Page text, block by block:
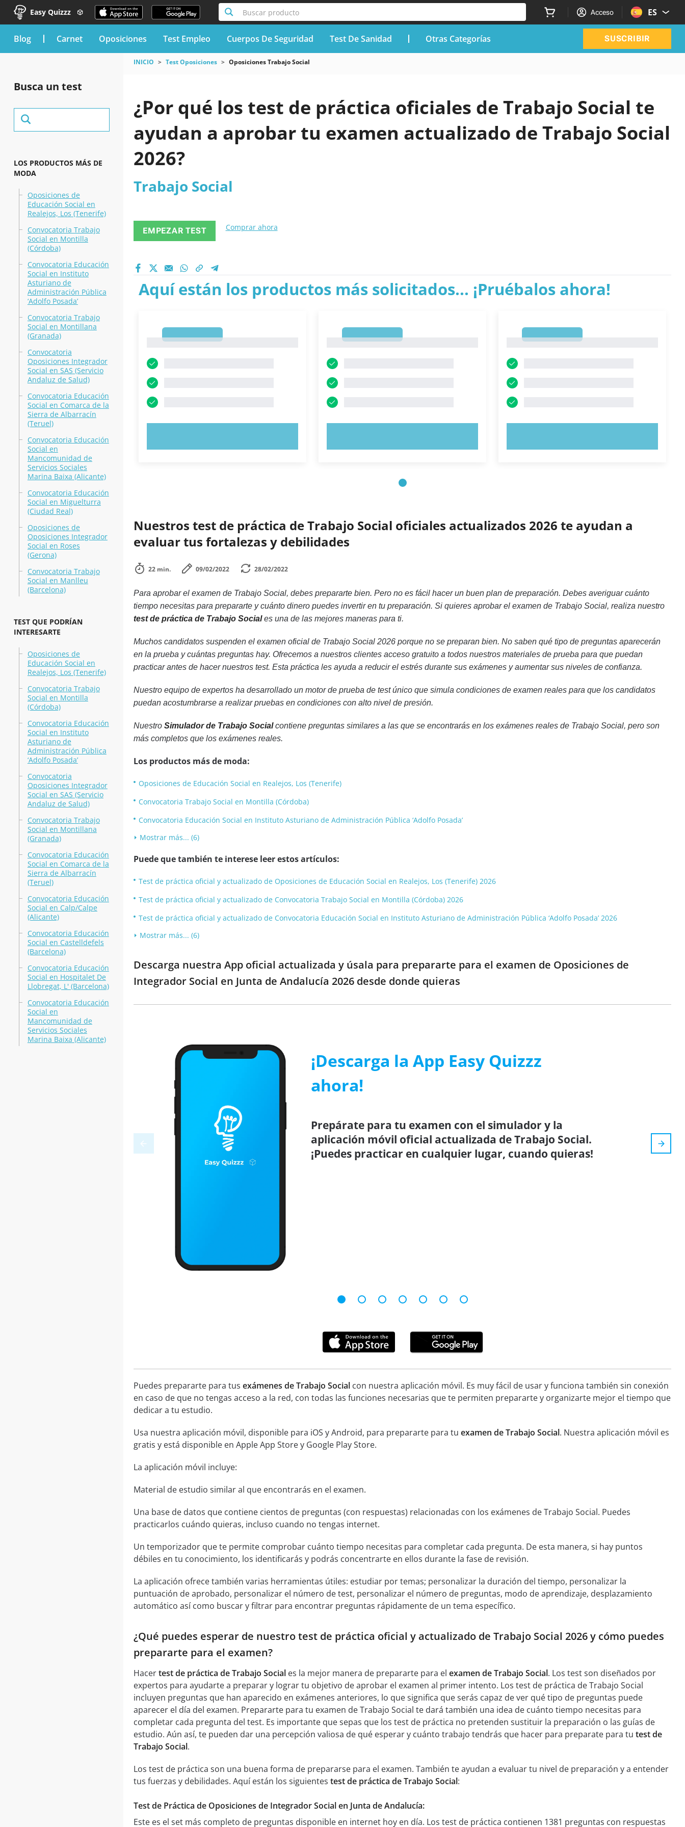
Easy Quizzz Buscar producto Acceso ES
blog Carnet Oposiciones Test Empleo Cuerpos De Seguridad Test De Sanidad Otras Categorías SUSCRIBIR
Busca un test
LOS PRODUCTOS MÁS DE
MODA
Oposiciones de
Educación Social en
Realejos, Los (Tenerife)
Convocatoria Trabajo
Social en Montilla
(Córdoba)
Convocatoria Educación
Social en Instituto
Asturiano de
Administración Pública
‘Adolfo Posada’
Convocatoria Trabajo
Social en Montillana
(Granada)
Convocatoria
Oposiciones Integrador
Social en SAS (Servicio
Andaluz de Salud)
Convocatoria Educación
Social en Comarca de la
Sierra de Albarracín
(Teruel)
Convocatoria Educación
Social en
Mancomunidad de
Servicios Sociales
Marina Baixa (Alicante)
Convocatoria Educación
Social en Miguelturra
(Ciudad Real)
Oposiciones de
Oposiciones Integrador
Social en Roses
(Gerona)
Convocatoria Trabajo
Social en Manlleu
(Barcelona)
TEST QUE PODRÍAN
INTERESARTE
Oposiciones de
Educación Social en
Realejos, Los (Tenerife)
Convocatoria Trabajo
Social en Montilla
(Córdoba)
Convocatoria Educación
Social en Instituto
Asturiano de
Administración Pública
‘Adolfo Posada’
Convocatoria
Oposiciones Integrador
Social en SAS (Servicio
Andaluz de Salud)
Convocatoria Trabajo
Social en Montillana
(Granada)
Convocatoria Educación
Social en Comarca de la
Sierra de Albarracín
(Teruel)
Convocatoria Educación
Social en Calp/Calpe
(Alicante)
Convocatoria Educación
Social en Castelldefels
(Barcelona)
Convocatoria Educación
Social en Hospitalet De
Llobregat, L' (Barcelona)
Convocatoria Educación
Social en
Mancomunidad de
Servicios Sociales
Marina Baixa (Alicante)
INICIO Test Oposiciones Oposiciones Trabajo Social
¿Por qué los test de práctica oficiales de Trabajo Social te
ayudan a aprobar tu examen actualizado de Trabajo Social
2026?
Trabajo Social
EMPEZAR TEST Comprar ahora
Aquí están los productos más solicitados... ¡Pruébalos ahora!
Nuestros test de práctica de Trabajo Social oficiales actualizados 2026 te ayudan a
evaluar tus fortalezas y debilidades
22 min. 09/02/2022 28/02/2022
Para aprobar el examen de Trabajo Social, debes prepararte bien. Pero no es fácil hacer un buen plan de preparación. Debes averiguar cuánto
tiempo necesitas para prepararte y cuánto dinero puedes invertir en tu preparación. Si quieres aprobar el examen de Trabajo Social, realiza nuestro
test de práctica de Trabajo Sociales una de las mejores maneras para ti.
Muchos candidatos suspenden el examen oficial de Trabajo Social 2026 porque no se preparan bien. No saben qué tipo de preguntas aparecerán
en la prueba y cuántas preguntas hay. Ofrecemos a nuestros clientes acceso gratuito a todos nuestros materiales de prueba para que puedan
practicar antes de hacer nuestros test. Esta práctica les ayuda a reducir el estrés durante sus exámenes y aumentar sus niveles de confianza.
Nuestro equipo de expertos ha desarrollado un motor de prueba de test único que simula condiciones de examen reales para que los candidatos
puedan acostumbrarse a realizar pruebas en condiciones con alto nivel de presión.
Nuestro Simulador de Trabajo Socialcontiene preguntas similares a las que se encontrarás en los exámenes reales de Trabajo Social, pero son
más completos que los exámenes reales.
Los productos más de moda:
Oposiciones de Educación Social en Realejos, Los (Tenerife)
Convocatoria Trabajo Social en Montilla (Córdoba)
Convocatoria Educación Social en Instituto Asturiano de Administración Pública ‘Adolfo Posada’
Mostrar más... (6)
Puede que también te interese leer estos artículos:
Test de práctica oficial y actualizado de Oposiciones de Educación Social en Realejos, Los (Tenerife) 2026
Test de práctica oficial y actualizado de Convocatoria Trabajo Social en Montilla (Córdoba) 2026
Test de práctica oficial y actualizado de Convocatoria Educación Social en Instituto Asturiano de Administración Pública ‘Adolfo Posada’ 2026
Mostrar más... (6)
Descarga nuestra App oficial actualizada y úsala para prepararte para el examen de Oposiciones de
Integrador Social en Junta de Andalucía 2026 desde donde quieras
¡Descarga la App Easy Quizzz
ahora!
Prepárate para tu examen con el simulador y la
aplicación móvil oficial actualizada de Trabajo Social.
¡Puedes practicar en cualquier lugar, cuando quieras!
Puedes prepararte para tus exámenes de Trabajo Socialcon nuestra aplicación móvil. Es muy fácil de usar y funciona también sin conexión
en caso de que no tengas acceso a la red, con todas las funciones necesarias que te permiten prepararte y organizarte mejor el tiempo que
dedicar a tu estudio.
Usa nuestra aplicación móvil, disponible para iOS y Android, para prepararte para tu examen de Trabajo Social. Nuestra aplicación móvil es
gratis y está disponible en Apple App Store y Google Play Store.
La aplicación móvil incluye:
Material de estudio similar al que encontrarás en el examen.
Una base de datos que contiene cientos de preguntas (con respuestas) relacionadas con los exámenes de Trabajo Social. Puedes
practicarlos cuándo quieras, incluso cuando no tengas internet.
Un temporizador que te permite comprobar cuánto tiempo necesitas para completar cada pregunta. De esta manera, si hay puntos
débiles en tu conocimiento, los identificarás y podrás concentrarte en ellos durante la fase de revisión.
La aplicación ofrece también varias herramientas útiles: estudiar por temas; personalizar la duración del tiempo, personalizar la
puntuación de aprobado, personalizar el número de test, personalizar el número de preguntas, modo de aprendizaje, desplazamiento
automático así como buscar y filtrar para encontrar preguntas rápidamente de un tema específico.
¿Qué puedes esperar de nuestro test de práctica oficial y actualizado de Trabajo Social 2026 y cómo puedes
prepararte para el examen?
Hacertest de práctica de Trabajo Sociales la mejor manera de prepararte para el examen de Trabajo Social. Los test son diseñados por
expertos para ayudarte a preparar y lograr tu objetivo de aprobar el examen al primer intento. Los test de práctica de Trabajo Social
incluyen preguntas que han aparecido en exámenes anteriores, lo que significa que serás capaz de ver qué tipo de preguntas puede
aparecer el día del examen. Prepararte para tu examen de Trabajo Social te dará también una idea de cuánto tiempo necesitas para
completar cada pregunta del test. Es importante que sepas que los test de práctica no pretenden sustituir la preparación o las guías de
estudio. Aún así, te pueden dar una percepción valiosa de qué esperar y cuánto trabajo tendrás que hacer para preparate para tu test de
Trabajo Social.
Los test de práctica son una buena forma de prepararse para el examen. También te ayudan a evaluar tu nivel de preparación y a entender
tus fuerzas y debilidades. Aquí están los siguientes test de práctica de Trabajo Social:
Test de Práctica de Oposiciones de Integrador Social en Junta de Andalucía:
Este es el set más completo de preguntas disponible en internet hoy en día. Los test de práctica contienen 1381 preguntas con respuestas